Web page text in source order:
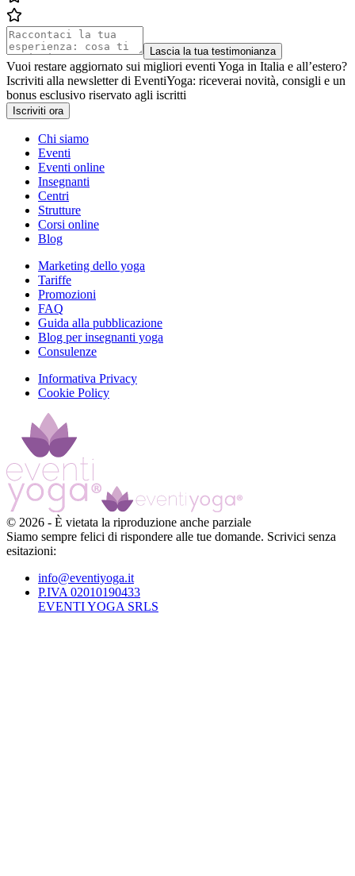
Lascia la tua testimonianza
Vuoi restare aggiornato sui migliori eventi Yoga in Italia e all’estero?
Iscriviti alla newsletter di EventiYoga: riceverai novità, consigli e un
bonus esclusivo riservato agli iscritti
Iscriviti ora
Chi siamo
Eventi
Eventi online
Insegnanti
Centri
Strutture
Corsi online
Blog
Marketing dello yoga
Tariffe
Promozioni
FAQ
Guida alla pubblicazione
Blog per insegnanti yoga
Consulenze
Informativa Privacy
Cookie Policy
© 2026 - È vietata la riproduzione anche parziale
Siamo sempre felici di rispondere alle tue domande. Scrivici senza
esitazioni:
info@eventiyoga.it
P.IVA 02010190433
EVENTI YOGA SRLS